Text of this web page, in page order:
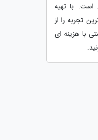
با تهیه
تجربه را از
با هزینه ای